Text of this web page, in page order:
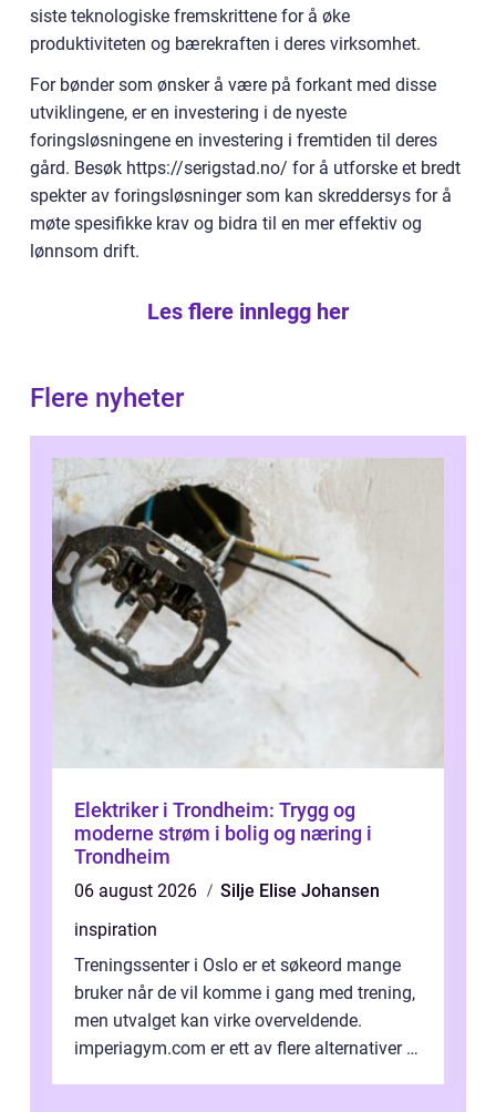
siste teknologiske fremskrittene for å øke
produktiviteten og bærekraften i deres virksomhet.
For bønder som ønsker å være på forkant med disse
utviklingene, er en investering i de nyeste
foringsløsningene en investering i fremtiden til deres
gård. Besøk https://serigstad.no/ for å utforske et bredt
spekter av foringsløsninger som kan skreddersys for å
møte spesifikke krav og bidra til en mer effektiv og
lønnsom drift.
Les flere innlegg her
Flere nyheter
Elektriker i Trondheim: Trygg og
moderne strøm i bolig og næring i
Trondheim
06 august 2026
Silje Elise Johansen
inspiration
Treningssenter i Oslo er et søkeord mange
bruker når de vil komme i gang med trening,
men utvalget kan virke overveldende.
imperiagym.com er ett av flere alternativer i